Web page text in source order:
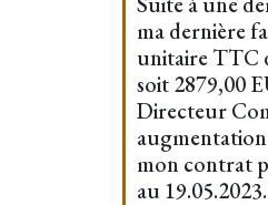
ma dernière
unitaire TTC
soit 2879,00
Directeur
mon contrat
au